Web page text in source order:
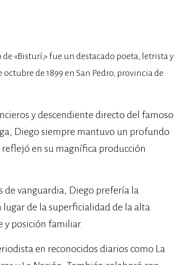
«Bisturí,» fue un destacado poeta, letrista y
de 1899 en San Pedro, provincia de
y descendiente directo del famoso
Diego siempre mantuvo un profundo
en su magnífica producción
vanguardia, Diego prefería la
lugar de la superficialidad de la alta
y posición familiar.
en reconocidos diarios como La